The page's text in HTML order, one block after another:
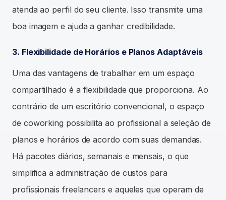
atenda ao perfil do seu cliente. Isso transmite uma
boa imagem e ajuda a ganhar credibilidade.
3. Flexibilidade de Horários e Planos Adaptáveis
Uma das vantagens de trabalhar em um espaço
compartilhado é a flexibilidade que proporciona. Ao
contrário de um escritório convencional, o espaço
de coworking possibilita ao profissional a seleção de
planos e horários de acordo com suas demandas.
Há pacotes diários, semanais e mensais, o que
simplifica a administração de custos para
profissionais freelancers e aqueles que operam de